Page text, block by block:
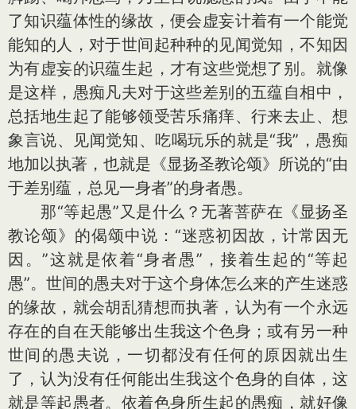
了知识蕴体性的缘故，便会虚妄计着有一个能觉
能知的人，对于世间起种种的见闻觉知，不知因
为有虚妄的识蕴生起，才有这些觉想了别。就像
是这样，愚痴凡夫对于这些差别的五蕴自相中，
总括地生起了能够领受苦乐痛痒、行来去止、想
象言说、见闻觉知、吃喝玩乐的就是“我”，愚痴
地加以执著，也就是《显扬圣教论颂》所说的“由
于差别蕴，总见一身者”的身者愚。
那“等起愚”又是什么？无著菩萨在《显扬圣
教论颂》的偈颂中说：“迷惑初因故，计常因无
因。”这就是依着“身者愚”，接着生起的“等起
愚”。世间的愚夫对于这个身体怎么来的产生迷惑
的缘故，就会胡乱猜想而执著，认为有一个永远
存在的自在天能够出生我这个色身；或有另一种
世间的愚夫说，一切都没有任何的原因就出生
了，认为没有任何能出生我这个色身的自体，这
就是等起愚者。依着色身所生起的愚痴，就好像